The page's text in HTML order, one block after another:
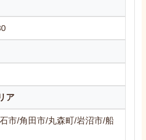
ア
市/角田市/丸森町/岩沼市/船